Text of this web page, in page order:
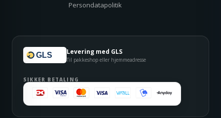
Persondatapolitik
GLS Levering med GLS
Til pakkeshop eller hjemmeadresse
SIKKER BETALING